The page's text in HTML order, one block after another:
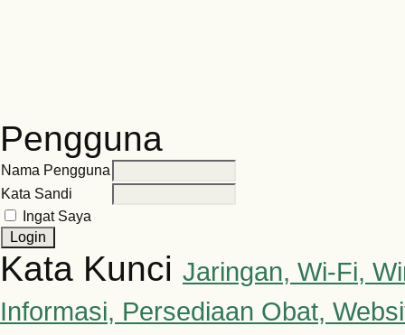
Pengguna
Nama Pengguna
Kata Sandi
Ingat Saya
Kata Kunci Jaringan, Wi-Fi,
Informasi, Persediaan Obat,